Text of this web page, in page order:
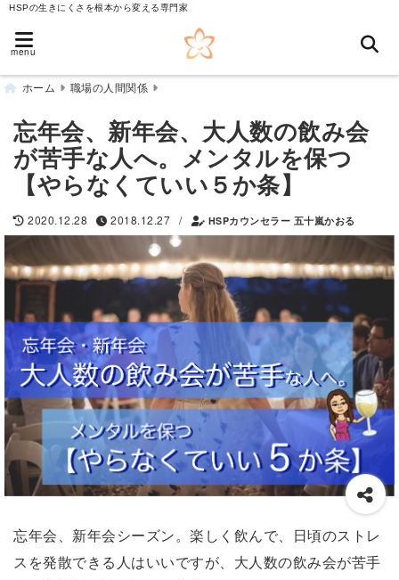
HSPの生きにくさを根本から変える専門家
menu
ホーム 職場の人間関係
忘年会、新年会、大人数の飲み会
が苦手な人へ。メンタルを保つ
【やらなくていい５か条】
2020.12.28 2018.12.27 / HSPカウンセラー 五十嵐かおる
忘年会、新年会シーズン。楽しく飲んで、日頃のストレ
スを発散できる人はいいですが、大人数の飲み会が苦手